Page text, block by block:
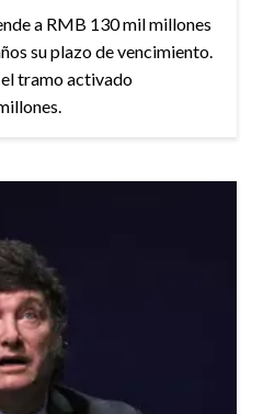
a RMB 130 mil millones
su plazo de vencimiento.
tramo activado